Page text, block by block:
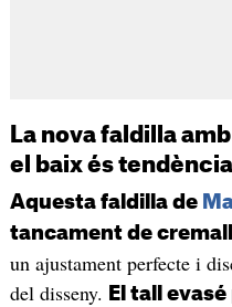
La nova faldilla
el baix és
Aquesta faldilla de
tancament de
un ajustament perfecte i
del disseny.
El tall